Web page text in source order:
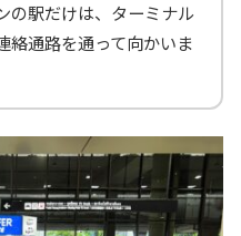
の駅だけは、ターミナル
絡通路を通って向かいま